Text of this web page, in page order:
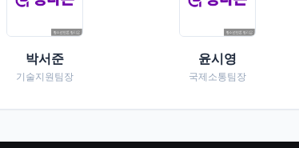
박서준
기술지원팀장
윤시영
국제소통팀장